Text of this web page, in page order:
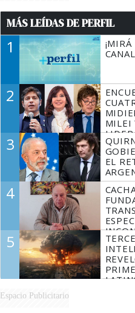
MÁS LEÍDAS DE PERFIL
1
2
MILEI
3
EL
4
DE
5
Espacio Publicitario